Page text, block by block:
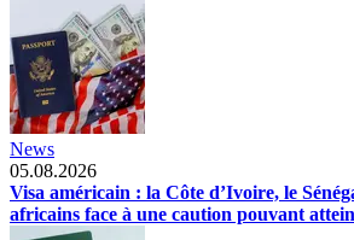
News
05.08.2026
Visa américain : la Côte d’Ivoire, le
africains face à une caution pouvant